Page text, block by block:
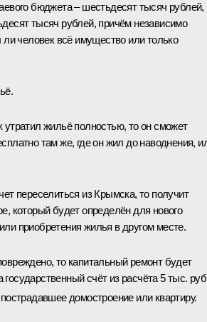
бюджета – шестьдесят тысяч рублей,
тысяч рублей, причём независимо
ли человек всё имущество или только
утратил жильё полностью, то он сможет
там же, где он жил до наводнения,
переселиться из Крымска, то получит
который будет определён для нового
приобретения жилья в другом месте.
то капитальный ремонт будет
государственный счёт из расчёта 5 тыс.
домостроение или квартиру.